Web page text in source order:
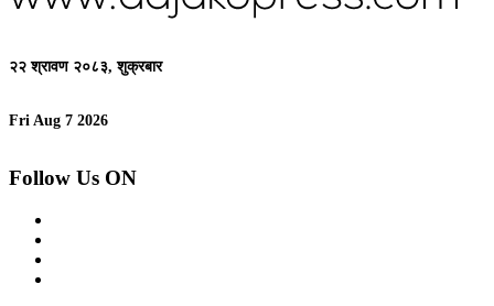
२२ श्रावण २०८३, शुक्रबार
Fri Aug 7 2026
Follow Us ON